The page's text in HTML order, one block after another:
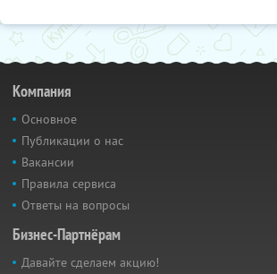
Компания
Основное
Публикации о нас
Вакансии
Правила сервиса
Ответы на вопросы
Бизнес-Партнёрам
Давайте сделаем акцию!